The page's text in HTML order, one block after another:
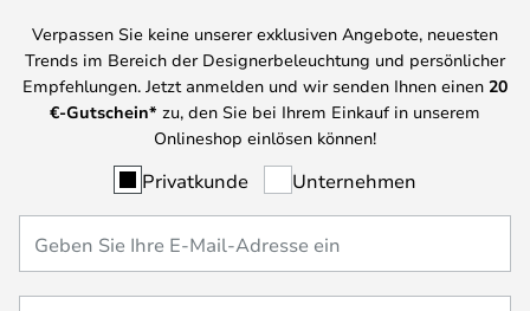
Verpassen Sie keine unserer exklusiven Angebote, neuesten
Trends im Bereich der Designerbeleuchtung und persönlicher
Empfehlungen. Jetzt anmelden und wir senden Ihnen einen 20
€-Gutschein* zu, den Sie bei Ihrem Einkauf in unserem
Onlineshop einlösen können!
Privatkunde Unternehmen